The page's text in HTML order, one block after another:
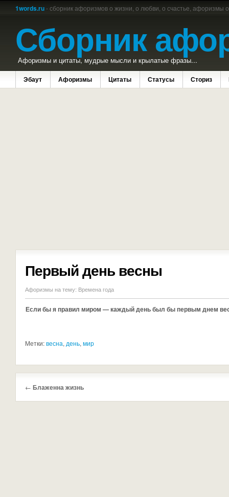
1words.ru- сборник афоризмов о жизни, о любви, о счастье,
Сборник
Афоризмы и цитаты, мудрые мысли и крылатые фразы...
Эбаут Афоризмы Цитаты Статусы Сториз
Первый день весны
Афоризмы на тему: Времена года
Если бы я правил миром — каждый день был бы первым днем
Метки:весна, день, мир
← Блаженна жизнь